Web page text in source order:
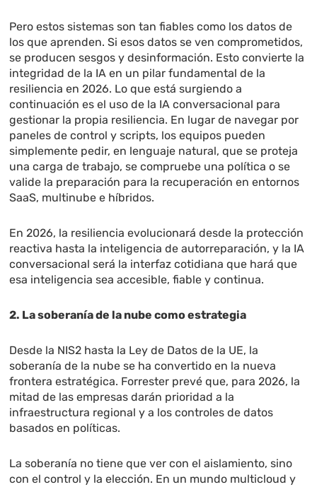
Pero estos sistemas son tan fiables como los datos de
los que aprenden. Si esos datos se ven comprometidos,
se producen sesgos y desinformación. Esto convierte la
integridad de la IA en un pilar fundamental de la
resiliencia en 2026. Lo que está surgiendo a
continuación es el uso de la IA conversacional para
gestionar la propia resiliencia. En lugar de navegar por
paneles de control y scripts, los equipos pueden
simplemente pedir, en lenguaje natural, que se proteja
una carga de trabajo, se compruebe una política o se
valide la preparación para la recuperación en entornos
SaaS, multinube e híbridos.
En 2026, la resiliencia evolucionará desde la protección
reactiva hasta la inteligencia de autorreparación, y la IA
conversacional será la interfaz cotidiana que hará que
esa inteligencia sea accesible, fiable y continua.
2. La soberanía de la nube como estrategia
Desde la NIS2 hasta la Ley de Datos de la UE, la
soberanía de la nube se ha convertido en la nueva
frontera estratégica. Forrester prevé que, para 2026, la
mitad de las empresas darán prioridad a la
infraestructura regional y a los controles de datos
basados en políticas.
La soberanía no tiene que ver con el aislamiento, sino
con el control y la elección. En un mundo multicloud y